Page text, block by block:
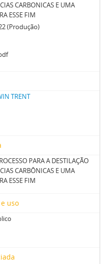
CARBONICAS E UMA
ESSE FIM
(Produção)
TRENT
PARA A DESTILAÇÃO
CARBÔNICAS E UMA
ESSE FIM
uso